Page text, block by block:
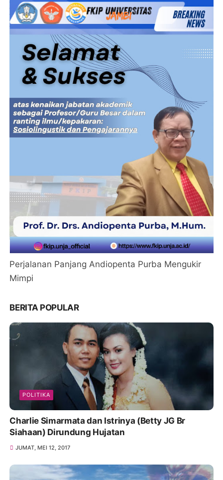
Perjalanan Panjang Andiopenta Purba Mengukir
Mimpi
BERITA POPULAR
POLITIKA
Charlie Simarmata dan Istrinya (Betty JG Br
Siahaan) Dirundung Hujatan
JUMAT, MEI 12, 2017